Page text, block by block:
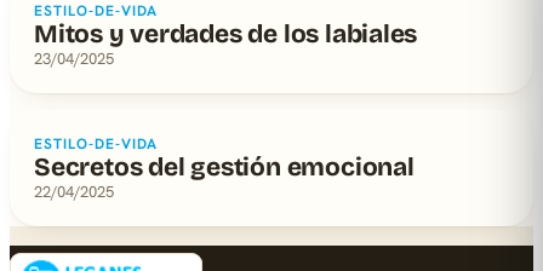
ESTILO-DE-VIDA
Mitos y verdades de los labiales
23/04/2025
ESTILO-DE-VIDA
Secretos del gestión emocional
22/04/2025